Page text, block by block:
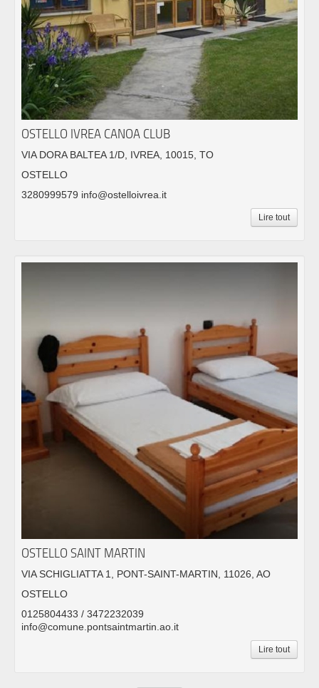
OSTELLO IVREA CANOA CLUB
VIA DORA BALTEA 1/D, IVREA, 10015, TO
OSTELLO
3280999579 info@ostelloivrea.it
Lire tout
OSTELLO SAINT MARTIN
VIA SCHIGLIATTA 1, PONT-SAINT-MARTIN, 11026, AO
OSTELLO
0125804433 / 3472232039
info@comune.pontsaintmartin.ao.it
Lire tout